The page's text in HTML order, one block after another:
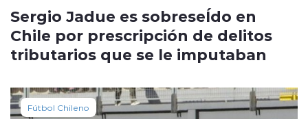
Sergio Jadue es sobreseÍdo en
Chile por prescripción de delitos
tributarios que se le imputaban
Fútbol Chileno